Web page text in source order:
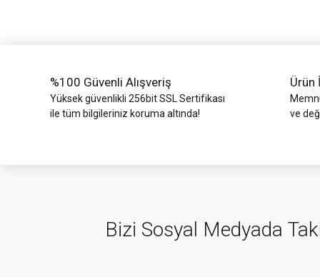
%100 Güvenli Alışveriş
Yüksek güvenlikli 256bit SSL Sertifikası
ile tüm bilgileriniz koruma altında!
Ürün
ve
Bizi Sosyal Medyada